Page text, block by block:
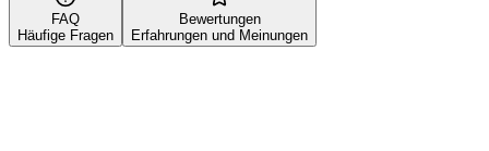
FAQ
Häufige Fragen
Bewertungen
Erfahrungen und Meinungen